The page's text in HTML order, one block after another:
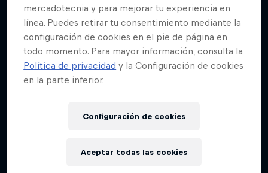
mercadotecnia y para mejorar tu experiencia en
línea. Puedes retirar tu consentimiento mediante la
configuración de cookies en el pie de página en
todo momento. Para mayor información, consulta la
Política de privacidad y la Configuración de cookies
en la parte inferior.
Configuración de cookies
Aceptar todas las cookies